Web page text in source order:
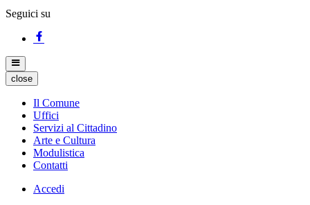
Seguici su
close
Il Comune
Uffici
Servizi al Cittadino
Arte e Cultura
Modulistica
Contatti
Accedi